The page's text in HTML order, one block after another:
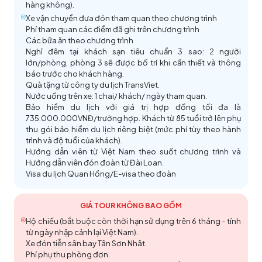
Khu phong cảnh Thập Phần
Thác nước Thập Phần– Thác nước lớn nhất của
Đài Loan được mệnh danh “Niagara của Châu Á”.
của du khách khi tới Đài Loan.
Đi thuyền trên Hồ Nhật Nguyệt
Miếu Văn Võ–Nơi thờ 2 vị Khổng Tử và Quan công,
nằm phía Bắc của Hồ Nhật Nguyệt. Miếu được thiết
kế theo lối kiến trúc đền chùa Đài Loan, trải dài từ
thấp đến cao với gam màu sơn vàng đỏ truyền
sự tôn nghiêm xen lẫn khung cảnh nên thơ.
Từ 2025: Transviet tặngtrải nghiệm xe lửa 1 chiều
tại Alishan
Vườn quốc gia A Lý Sơn
Trong hành trình đến vớiA Li Shanđoàn cũng sẽ có
cơ hội đến thăm các điểm sau(nếu kịp thời gian):
Đầm Tỷ Muội:Nằm sâu bên trong rừng A Li Shan,
Đầm Tỷ Muội là nơi có hai hồ nước nhỏ sát cạnh
nhau, được bao bọc bởi rừng nguyên sinh. Nước hồ
Công trình đồ sộ này còn có hơn 20 tòa điện trang
nghiêm, hàng ngàn bức tượng mạ vàng và bộ di sản
hơn 100.000 bản Tâm kinh viết bởi các Phật tử
(Phật Quang Sơn khu mới đóng cửa vào thứ 3 hàng
tuần, tùy tình hình thực tế đoàn sẽ tham quan khu
mới hoặc khu cũ).
Phật Quang Sơn
• Đường hầm Totoro– Được xem là đoạn đường
đẹp nhất của tuyến đường sắt hạng nhẹ Cao Hùng,
với thiết kế đường ray chạy giữa hai hàng cây bên
tưởng nhất ngắm toàn cảnh Vịnh Tây Tử và cảng
Cao Hùng(Tòa lãnh sự quán Anh đóng cửa vào thứ
4 hàng tuần, nếu ngày tham quan rơi vào thứ 4
chương trình sẽ được sắp xếp để đoàn tham quan
vào ngày khác).
Tòa nhà cũ của Lãnh sự quán Anh
Chụp hình bên ngoàiTrung tâm âm nhạc Cao
Hùng– Biểu tượng văn hóa âm nhạc quốc tế. Đây là
hàng không).
Xe vận chuyển đưa đón tham quan theo chương trình
Phí tham quan các điểm đã ghi trên chương trình
Các bữa ăn theo chương trình
Nghỉ đêm tại khách sạn tiêu chuẩn 3 sao: 2 người
lớn/phòng, phòng 3 sẽ được bố trí khi cần thiết và thông
báo trước cho khách hàng.
Quà tặng từ công ty du lịch TransViet.
Nước uống trên xe: 1 chai/ khách/ ngày tham quan.
Bảo hiểm du lịch với giá trị hợp đồng tối đa là
735.000.000VNĐ/trường hợp. Khách từ 85 tuổi trở lên phụ
thu gói bảo hiểm du lịch riêng biệt (mức phí tùy theo hành
trình và độ tuổi của khách).
Hướng dẫn viên từ Việt Nam theo suốt chương trình và
Hướng dẫn viên đón đoàn từ Đài Loan.
Visa du lịch Quan Hồng/E-visa theo đoàn
GIÁ TOUR KHÔNG BAO GỒM
Hộ chiếu (bắt buộc còn thời hạn sử dụng trên 6 tháng - tính
từ ngày nhập cảnh lại Việt Nam).
Xe đón tiễn sân bay Tân Sơn Nhât.
Phí phụ thu phòng đơn.